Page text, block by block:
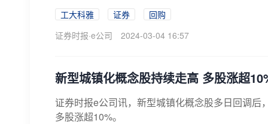
工大科雅 证券
回购
证券时报·e公司
2024-03-04 16:57
新型城镇化概念股持续走高 多股涨超
证券时报e公司讯，新型城镇化概念股多日回调
多股涨超10%。